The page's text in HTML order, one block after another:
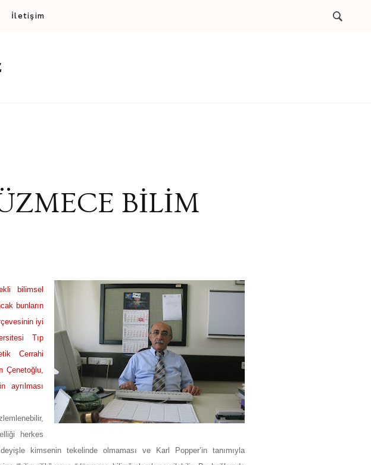
İletişim
BİLİM
bilimsel
bunların
iyi
Tıp
Cerrahi
Çenetoğlu,
ayrılması
herkes
kimsenin tekelinde olmaması ve Karl Popper’in tanımıyla